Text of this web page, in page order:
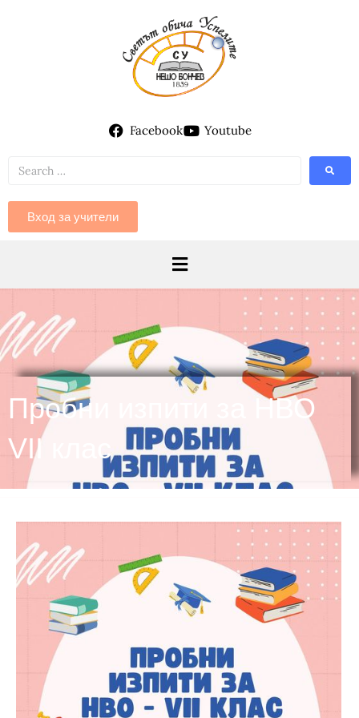
Facebook Youtube
Вход за учители
Пробни изпити за НВО
VII клас